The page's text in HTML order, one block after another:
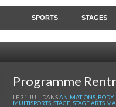
SPORTS STAGES
Programme
LE 31 JUIL DANSANIMATIONS BODY
MULTISPORTS STAGE STAGE ARTS